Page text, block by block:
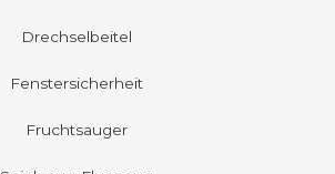
Drechselbeitel
Fenstersicherheit
Fruchtsauger